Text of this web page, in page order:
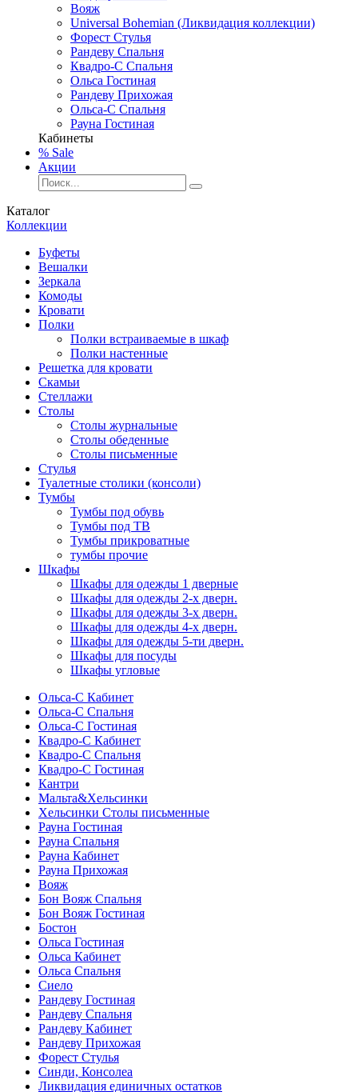
Вояж
Universal Bohemian (Ликвидация коллекции)
Форест Стулья
Рандеву Спальня
Квадро-С Спальня
Ольса Гостиная
Рандеву Прихожая
Ольса-С Спальня
Рауна Гостиная
Кабинеты
% Sale
Акции
Каталог
Коллекции
Буфеты
Вешалки
Зеркала
Комоды
Кровати
Полки
Полки встраиваемые в шкаф
Полки настенные
Решетка для кровати
Скамьи
Стеллажи
Столы
Столы журнальные
Столы обеденные
Столы письменные
Стулья
Туалетные столики (консоли)
Тумбы
Тумбы под обувь
Тумбы под ТВ
Тумбы прикроватные
тумбы прочие
Шкафы
Шкафы для одежды 1 дверные
Шкафы для одежды 2-х дверн.
Шкафы для одежды 3-х дверн.
Шкафы для одежды 4-х дверн.
Шкафы для одежды 5-ти дверн.
Шкафы для посуды
Шкафы угловые
Ольса-С Кабинет
Ольса-С Спальня
Ольса-С Гостиная
Квадро-С Кабинет
Квадро-С Спальня
Квадро-С Гостиная
Кантри
Мальта&Хельсинки
Хельсинки Столы письменные
Рауна Гостиная
Рауна Спальня
Рауна Кабинет
Рауна Прихожая
Вояж
Бон Вояж Спальня
Бон Вояж Гостиная
Бостон
Ольса Гостиная
Ольса Кабинет
Ольса Спальня
Сиело
Рандеву Гостиная
Рандеву Спальня
Рандеву Кабинет
Рандеву Прихожая
Форест Стулья
Синди, Консолеа
Ликвидация единичных остатков